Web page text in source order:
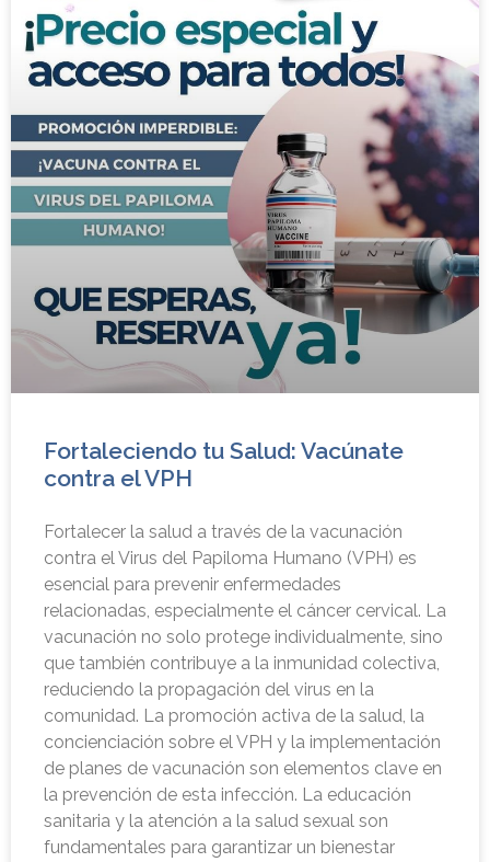
Fortaleciendo tu Salud: Vacúnate
contra el VPH
Fortalecer la salud a través de la vacunación
contra el Virus del Papiloma Humano (VPH) es
esencial para prevenir enfermedades
relacionadas, especialmente el cáncer cervical. La
vacunación no solo protege individualmente, sino
que también contribuye a la inmunidad colectiva,
reduciendo la propagación del virus en la
comunidad. La promoción activa de la salud, la
concienciación sobre el VPH y la implementación
de planes de vacunación son elementos clave en
la prevención de esta infección. La educación
sanitaria y la atención a la salud sexual son
fundamentales para garantizar un bienestar